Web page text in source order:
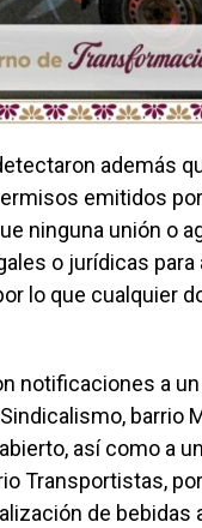
además
emitidos
ninguna unión o
o jurídicas para
lo que cualquier
notificaciones a
barrio
así como a
Transportistas,
de bebidas